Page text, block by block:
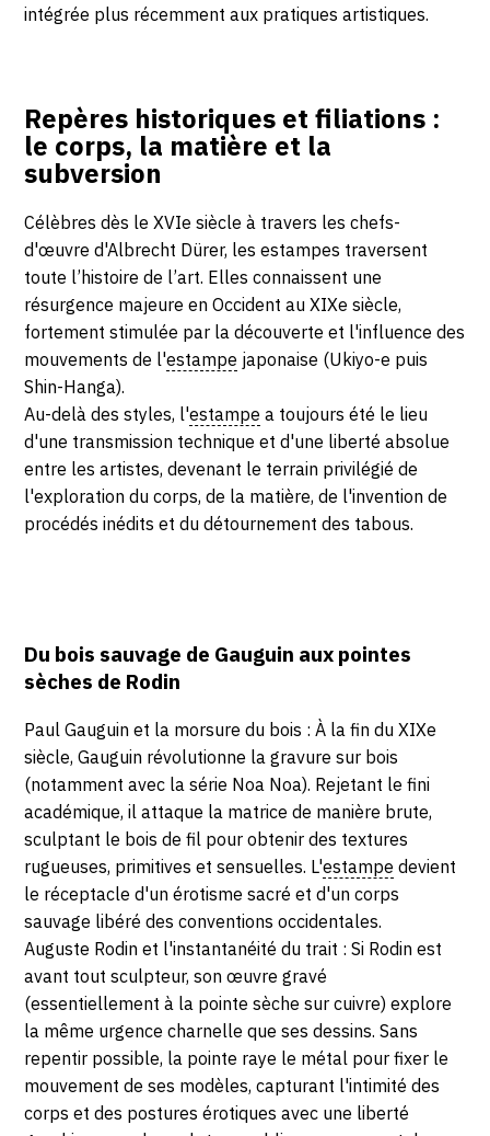
intégrée plus récemment aux pratiques artistiques.
Repères historiques et filiations :
le corps, la matière et la
subversion
Célèbres dès le XVIe siècle à travers les chefs-
d'œuvre d'Albrecht Dürer, les estampes traversent
toute l’histoire de l’art. Elles connaissent une
résurgence majeure en Occident au XIXe siècle,
fortement stimulée par la découverte et l'influence des
mouvements de l'estampe japonaise (Ukiyo-e puis
Shin-Hanga).
Au-delà des styles, l'estampe a toujours été le lieu
d'une transmission technique et d'une liberté absolue
entre les artistes, devenant le terrain privilégié de
l'exploration du corps, de la matière, de l'invention de
procédés inédits et du détournement des tabous.
Du bois sauvage de Gauguin aux pointes
sèches de Rodin
Paul Gauguin et la morsure du bois : À la fin du XIXe
siècle, Gauguin révolutionne la gravure sur bois
(notamment avec la série Noa Noa). Rejetant le fini
académique, il attaque la matrice de manière brute,
sculptant le bois de fil pour obtenir des textures
rugueuses, primitives et sensuelles. L'estampe devient
le réceptacle d'un érotisme sacré et d'un corps
sauvage libéré des conventions occidentales.
Auguste Rodin et l'instantanéité du trait : Si Rodin est
avant tout sculpteur, son œuvre gravé
(essentiellement à la pointe sèche sur cuivre) explore
la même urgence charnelle que ses dessins. Sans
repentir possible, la pointe raye le métal pour fixer le
mouvement de ses modèles, capturant l'intimité des
corps et des postures érotiques avec une liberté